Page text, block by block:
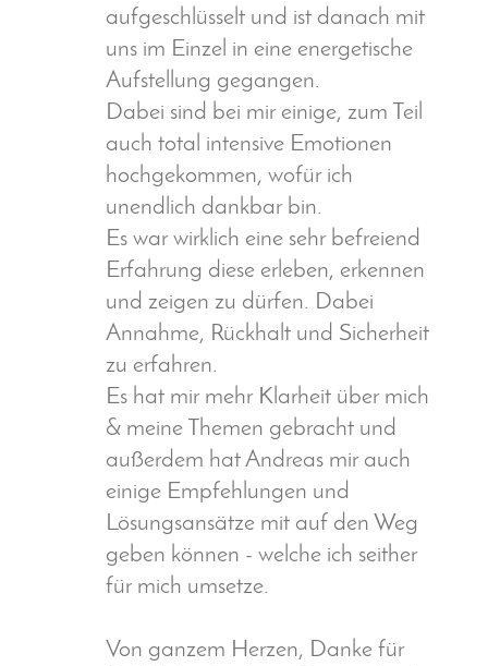
aufgeschlüsselt und ist danach mit
uns im Einzel in eine energetische
Aufstellung gegangen.
Dabei sind bei mir einige, zum Teil
auch total intensive Emotionen
hochgekommen, wofür ich
unendlich dankbar bin.
Es war wirklich eine sehr befreiend
Erfahrung diese erleben, erkennen
und zeigen zu dürfen. Dabei
Annahme, Rückhalt und Sicherheit
zu erfahren.
Es hat mir mehr Klarheit über mich
& meine Themen gebracht und
außerdem hat Andreas mir auch
einige Empfehlungen und
Lösungsansätze mit auf den Weg
geben können - welche ich seither
für mich umsetze.
Von ganzem Herzen, Danke für